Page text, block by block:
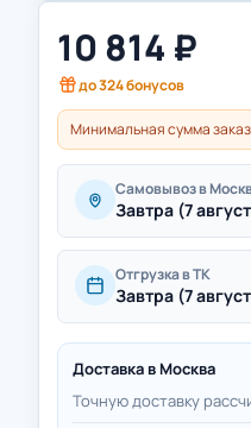
10 814 ₽
до324бонусов
Минимальная сумма
Самовывоз в
Завтра (7
Отгрузка в ТК
Завтра (7
Доставка в Москва
Точную доставку